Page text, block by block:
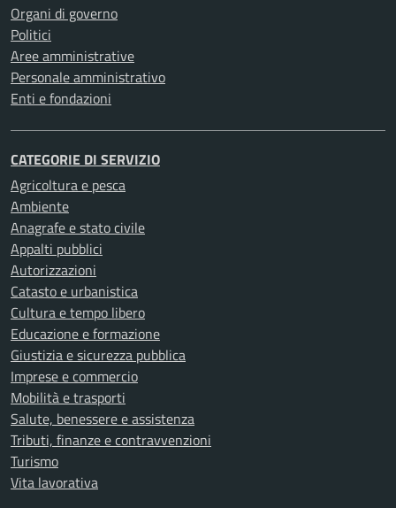
Organi di governo
Politici
Aree amministrative
Personale amministrativo
Enti e fondazioni
CATEGORIE DI SERVIZIO
Agricoltura e pesca
Ambiente
Anagrafe e stato civile
Appalti pubblici
Autorizzazioni
Catasto e urbanistica
Cultura e tempo libero
Educazione e formazione
Giustizia e sicurezza pubblica
Imprese e commercio
Mobilità e trasporti
Salute, benessere e assistenza
Tributi, finanze e contravvenzioni
Turismo
Vita lavorativa